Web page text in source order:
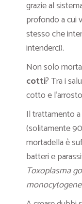
grazie al
profondo a cui
stesso che
intenderci).
Non solo
cotti? Tra i
cotto e
Il trattamento
(solitamente
mortadella è
batteri e
Toxoplasma